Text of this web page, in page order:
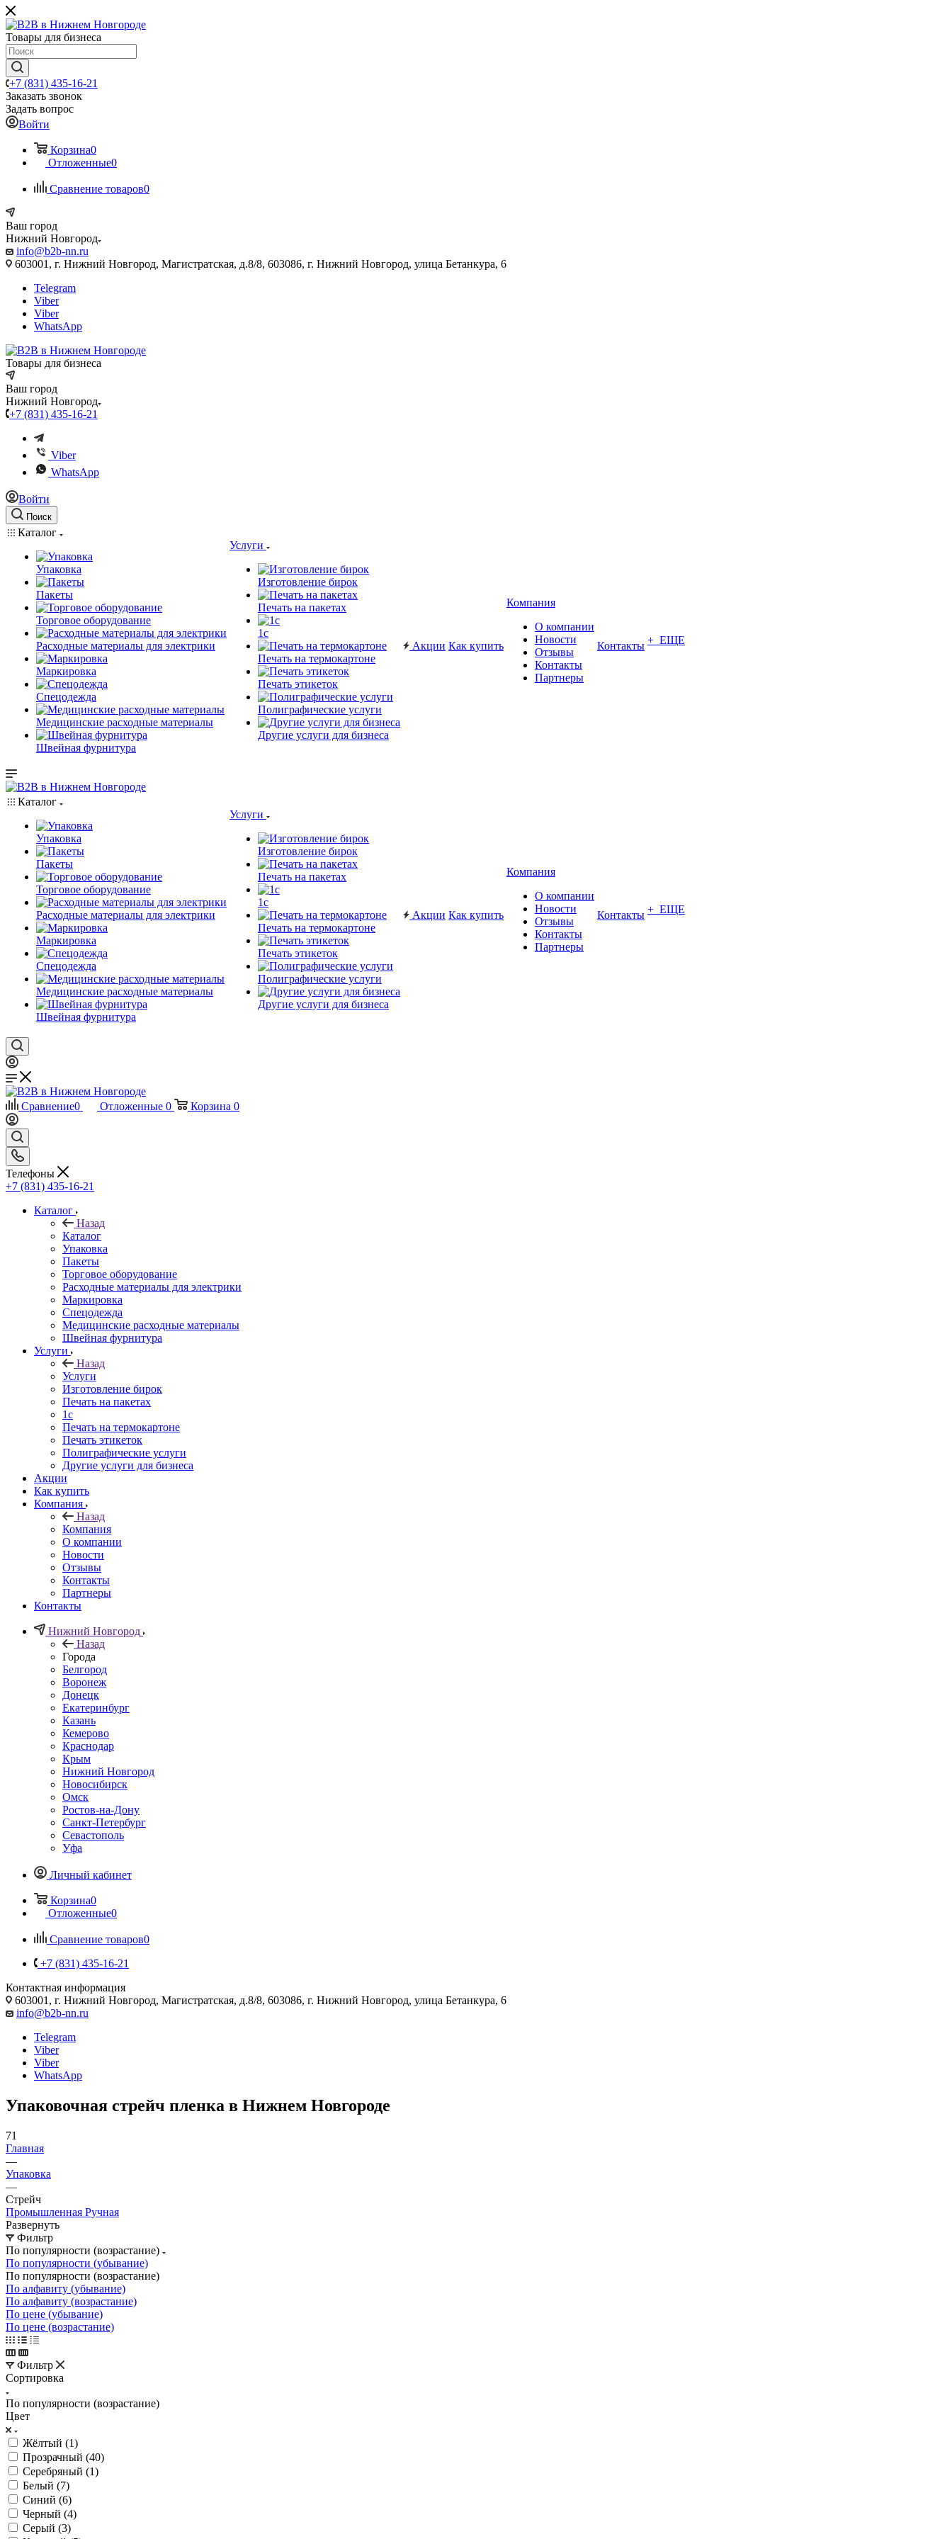
Товары для бизнеса
+7 (831) 435-16-21
Заказать звонок
Задать вопрос
Войти
Корзина0
Отложенные0
Сравнение товаров0
Ваш город
Нижний Новгород
info@b2b-nn.ru
603001, г. Нижний Новгород, Магистратская, д.8/8, 603086, г. Нижний Новгород, улица Бетанкура, 6
Telegram
Viber
Viber
WhatsApp
Товары для бизнеса
Ваш город
Нижний Новгород
+7 (831) 435-16-21
Viber
WhatsApp
Войти
Поиск
Каталог
Упаковка
Пакеты
Торговое оборудование
Расходные материалы для электрики
Маркировка
Спецодежда
Медицинские расходные материалы
Швейная фурнитура
Услуги
Изготовление бирок
Печать на пакетах
1c
Печать на термокартоне
Печать этикеток
Полиграфические услуги
Другие услуги для бизнеса
Акции Как купить
Компания
О компании
Новости
Отзывы
Контакты
Партнеры
Контакты + ЕЩЕ
Каталог
Упаковка
Пакеты
Торговое оборудование
Расходные материалы для электрики
Маркировка
Спецодежда
Медицинские расходные материалы
Швейная фурнитура
Услуги
Изготовление бирок
Печать на пакетах
1c
Печать на термокартоне
Печать этикеток
Полиграфические услуги
Другие услуги для бизнеса
Акции Как купить
Компания
О компании
Новости
Отзывы
Контакты
Партнеры
Контакты + ЕЩЕ
Сравнение0 Отложенные 0 Корзина 0
Телефоны
+7 (831) 435-16-21
Каталог
Назад
Каталог
Упаковка
Пакеты
Торговое оборудование
Расходные материалы для электрики
Маркировка
Спецодежда
Медицинские расходные материалы
Швейная фурнитура
Услуги
Назад
Услуги
Изготовление бирок
Печать на пакетах
1c
Печать на термокартоне
Печать этикеток
Полиграфические услуги
Другие услуги для бизнеса
Акции
Как купить
Компания
Назад
Компания
О компании
Новости
Отзывы
Контакты
Партнеры
Контакты
Нижний Новгород
Назад
Города
Белгород
Воронеж
Донецк
Екатеринбург
Казань
Кемерово
Краснодар
Крым
Нижний Новгород
Новосибирск
Омск
Ростов-на-Дону
Санкт-Петербург
Севастополь
Уфа
Личный кабинет
Корзина0
Отложенные0
Сравнение товаров0
+7 (831) 435-16-21
Контактная информация
603001, г. Нижний Новгород, Магистратская, д.8/8, 603086, г. Нижний Новгород, улица Бетанкура, 6
info@b2b-nn.ru
Telegram
Viber
Viber
WhatsApp
Упаковочная стрейч пленка в Нижнем Новгороде
71
Главная
—
Упаковка
—
Стрейч
Промышленная Ручная
Развернуть
Фильтр
По популярности (возрастание)
По популярности (убывание)
По популярности (возрастание)
По алфавиту (убывание)
По алфавиту (возрастание)
По цене (убывание)
По цене (возрастание)
Фильтр
Сортировка
По популярности (возрастание)
Цвет
Жёлтый (1)
Прозрачный (40)
Серебряный (1)
Белый (7)
Синий (6)
Черный (4)
Серый (3)